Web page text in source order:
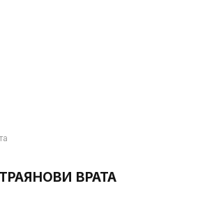
ТРАЯНОВИ ВРАТА